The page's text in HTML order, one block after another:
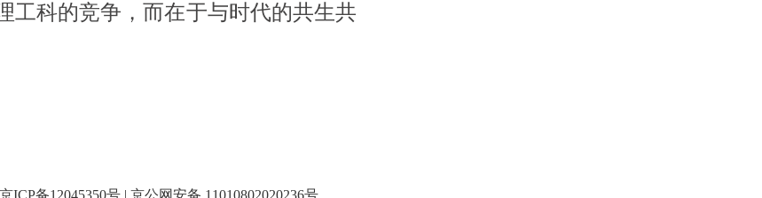
工科的竞争，而在于与时代的共生共
京ICP备12045350号| 京公网安备 11010802020236号